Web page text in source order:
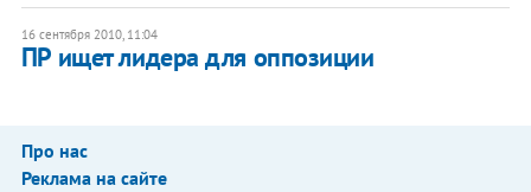
16 сентября 2010, 11:04
ПР ищет лидера для оппозиции
Про нас
Реклама на сайте